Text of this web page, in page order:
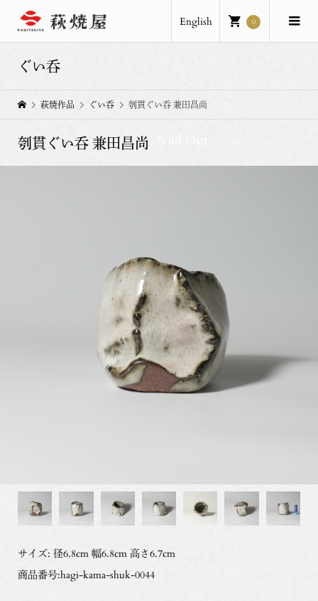
English 0
ぐい呑
萩焼作品 ぐい呑 刳貫ぐい呑 兼田昌尚
刳貫ぐい呑 兼田昌尚
サイズ: 径6.8cm 幅6.8cm 高さ6.7cm
商品番号:hagi-kama-shuk-0044